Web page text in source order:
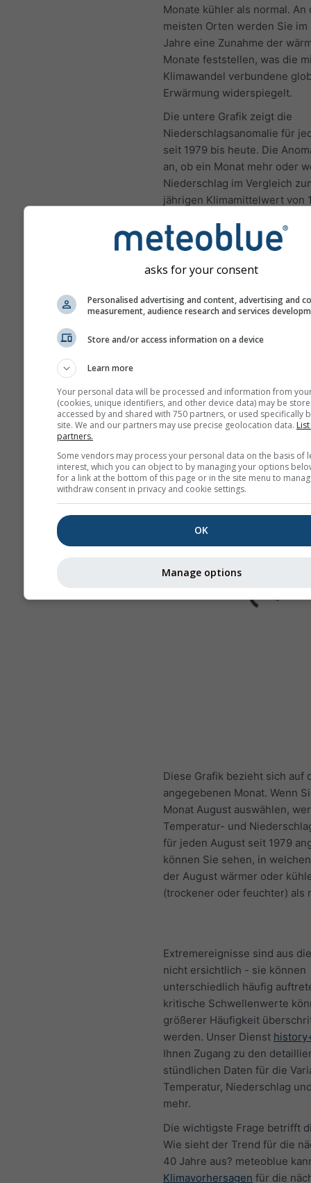
Monate kühler als normal. An
meisten Orten werden Sie im
Jahre eine Zunahme der
Monate feststellen, was die
Klimawandel verbundene
Erwärmung widerspiegelt.
Die untere Grafik zeigt die
Niederschlagsanomalie für
seit 1979 bis heute. Die
an, ob ein Monat mehr oder
Niederschlag im Vergleich
jährigen Klimamittelwert von
und braune Monate
normal.
Klimawandel -
Niederschlagsanomalie
Jan Feb Mar
May Jun Jul
Sep Oct Nov
Diese Grafik bezieht sich auf
angegebenen Monat. Wenn
Monat August auswählen,
Temperatur- und
für jeden August seit 1979
können Sie sehen, in
der August wärmer oder
(trockener oder feuchter) als
Extremereignisse sind aus
nicht ersichtlich - sie können
unterschiedlich häufig
kritische Schwellenwerte
größerer Häufigkeit
werden. Unser Dienst
Ihnen Zugang zu den
stündlichen Daten für die
Temperatur, Niederschlag
mehr.
Die wichtigste Frage betrifft
Wie sieht der Trend für die
40 Jahre aus? meteoblue
Klimavorhersagen für die
asks for your consent
Personalised advertising and content, advertising and
measurement, audience research and services
Store and/or access information on a device
Learn more
Your personal data will be processed and information from
(cookies, unique identifiers, and other device data) may be
accessed by and shared with 750 partners, or used specifically
site. We and our partners may use precise geolocation data.
partners.
Some vendors may process your personal data on the basis of
interest, which you can object to by managing your options
for a link at the bottom of this page or in the site menu to
withdraw consent in privacy and cookie settings.
OK
Manage options